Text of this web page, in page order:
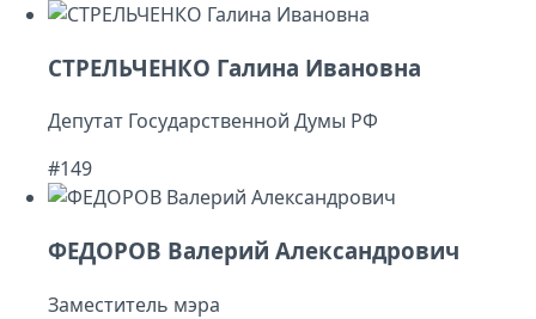
СТРЕЛЬЧЕНКО Галина Ивановна
Депутат Государственной Думы РФ
#149
ФЕДОРОВ Валерий Александрович
Заместитель мэра